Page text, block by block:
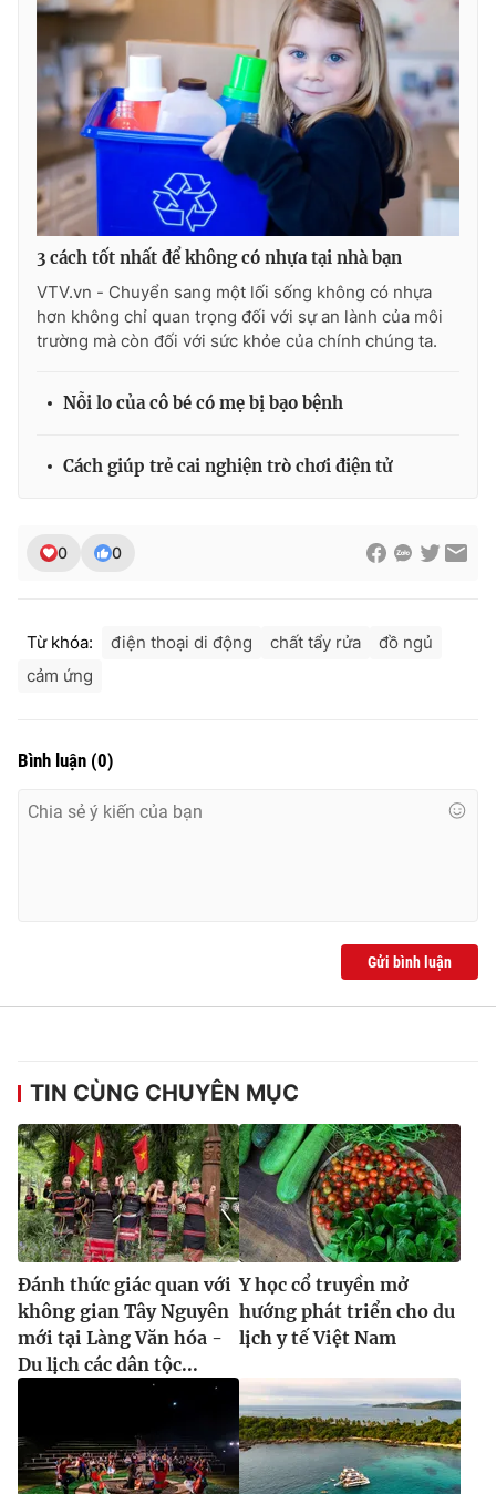
3 cách tốt nhất để không có nhựa tại nhà bạn
VTV.vn - Chuyển sang một lối sống không có nhựa
hơn không chỉ quan trọng đối với sự an lành của môi
trường mà còn đối với sức khỏe của chính chúng ta.
Nỗi lo của cô bé có mẹ bị bạo bệnh
Cách giúp trẻ cai nghiện trò chơi điện tử
0 0
Từ khóa: điện thoại di động chất tẩy rửa
đồ ngủ
cảm ứng
Bình luận (0)
Gửi bình luận
TIN CÙNG CHUYÊN MỤC
Đánh thức giác quan với
không gian Tây Nguyên
mới tại Làng Văn hóa -
Du lịch các dân tộc...
Y học cổ truyền mở
hướng phát triển cho du
lịch y tế Việt Nam